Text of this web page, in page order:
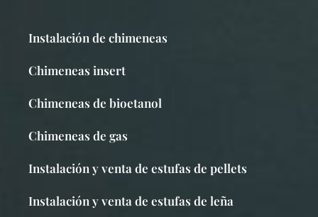
Instalación de chimeneas
Chimeneas insert
Chimeneas de bioetanol
Chimeneas de gas
Instalación y venta de estufas de pellets
Instalación y venta de estufas de leña